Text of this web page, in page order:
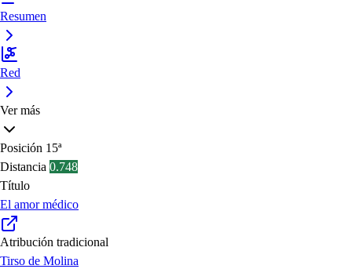
Resumen
Red
Ver más
Posición 15ª
Distancia 0.748
Título
El amor médico
Atribución tradicional
Tirso de Molina